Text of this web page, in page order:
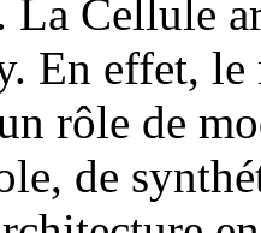
La Cellule
En effet,
rôle de
de